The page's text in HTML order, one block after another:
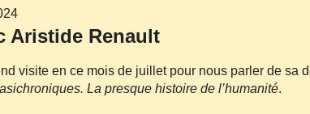
Aristide Renault
visite en ce mois de juillet pour nous parler de sa
La presque histoire de l’humanité.